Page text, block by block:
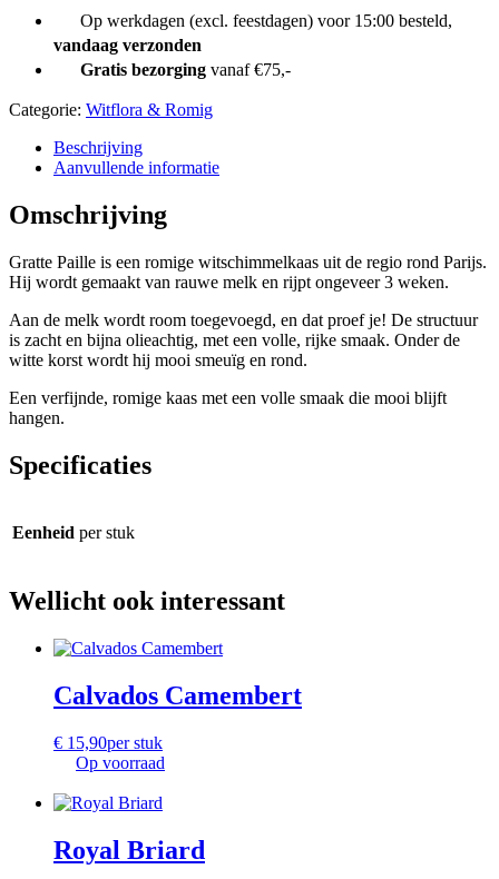
Op werkdagen (excl. feestdagen) voor 15:00 besteld,
vandaag verzonden
Gratis bezorging vanaf €75,-
Categorie: Witflora & Romig
Beschrijving
Aanvullende informatie
Omschrijving
Gratte Paille is een romige witschimmelkaas uit de regio rond Parijs.
Hij wordt gemaakt van rauwe melk en rijpt ongeveer 3 weken.
Aan de melk wordt room toegevoegd, en dat proef je! De structuur
is zacht en bijna olieachtig, met een volle, rijke smaak. Onder de
witte korst wordt hij mooi smeuïg en rond.
Een verfijnde, romige kaas met een volle smaak die mooi blijft
hangen.
Specificaties
Eenheid per stuk
Wellicht ook interessant
Calvados Camembert
€ 15,90per stuk
Op voorraad
Royal Briard